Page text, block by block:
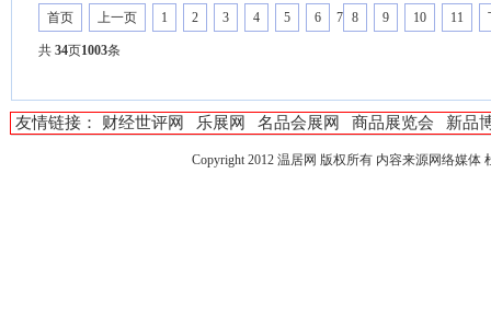
首页 上一页 1 2 3 4 5 6 7 8 9 10 11
共 34页1003条
友情链接： 财经世评网 乐展网 名品会展网 商品展览会 新品
Copyright 2012 温居网 版权所有 内容来源网络媒体